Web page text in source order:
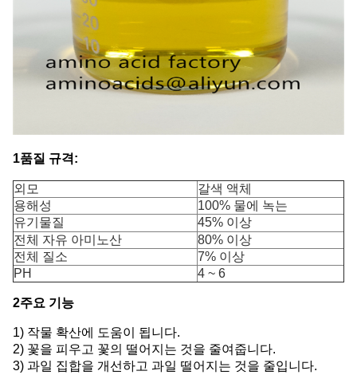
1품질 규격:
외모
갈색 액체
용해성
100% 물에 녹는
유기물질
45% 이상
전체 자유 아미노산
80% 이상
전체 질소
7% 이상
PH
4 ~ 6
2주요 기능
1) 작물 확산에 도움이 됩니다.
2) 꽃을 피우고 꽃의 떨어지는 것을 줄여줍니다.
3) 과일 집합을 개선하고 과일 떨어지는 것을 줄입니다.